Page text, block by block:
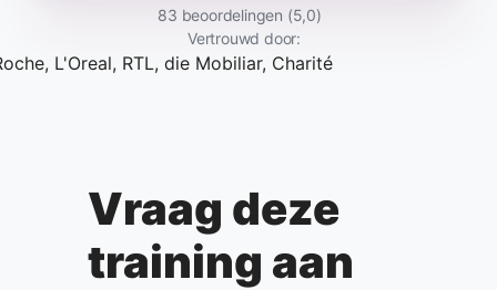
83 beoordelingen (5,0)
Vertrouwd door:
Vraag deze
training aan